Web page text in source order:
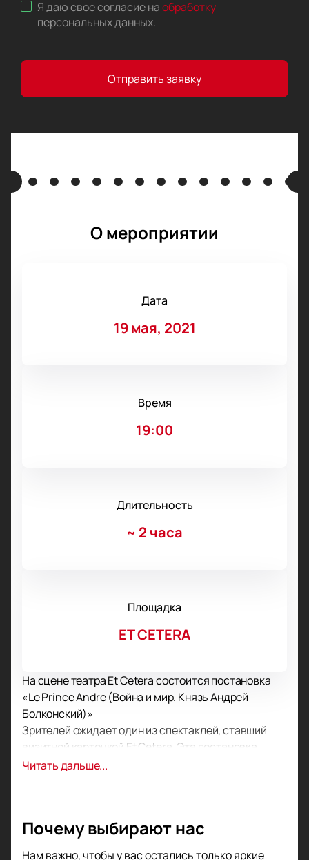
Я даю свое согласие наобработку
персональных данных.
Отправить заявку
О мероприятии
Дата
19 мая, 2021
Время
19:00
Длительность
~ 2 часа
Площадка
ET CETERA
На сцене театра Et Cetera состоится постановка
«Le Prince Andre (Война и мир. Князь Андрей
Болконский)»
Зрителей ожидает один из спектаклей, ставший
визитной карточкой Et Cetera. Эта постановка
насыщена метафорами, неожиданными,
Актерская игра, великолепные костюмы,
Читать дальше...
Почему выбирают нас
Нам важно, чтобы у вас остались только яркие